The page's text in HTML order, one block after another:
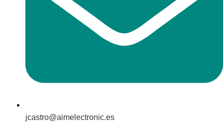
jcastro@aimelectronic.es